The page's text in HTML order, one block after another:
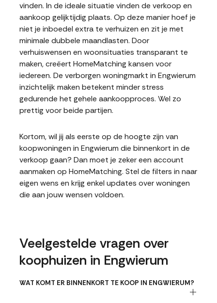
vinden. In de ideale situatie vinden de verkoop en
aankoop gelijktijdig plaats. Op deze manier hoef je
niet je inboedel extra te verhuizen en zit je met
minimale dubbele maandlasten. Door
verhuiswensen en woonsituaties transparant te
maken, creëert HomeMatching kansen voor
iedereen. De verborgen woningmarkt in Engwierum
inzichtelijk maken betekent minder stress
gedurende het gehele aankoopproces. Wel zo
prettig voor beide partijen.
Kortom, wil jij als eerste op de hoogte zijn van
koopwoningen in Engwierum die binnenkort in de
verkoop gaan? Dan moet je zeker een account
aanmaken op HomeMatching. Stel de filters in naar
eigen wens en krijg enkel updates over woningen
die aan jouw wensen voldoen.
Veelgestelde vragen over
koophuizen in Engwierum
WAT KOMT ER BINNENKORT TE KOOP IN ENGWIERUM?